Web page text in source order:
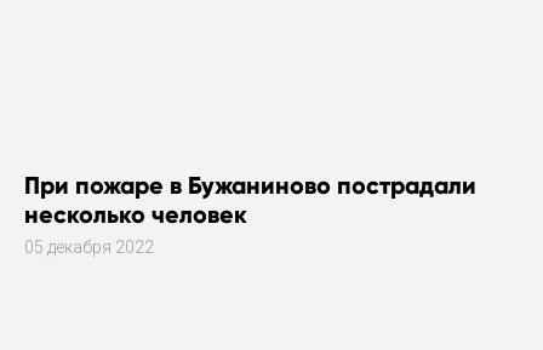
При пожаре в Бужаниново пострадали
несколько человек
05 декабря 2022